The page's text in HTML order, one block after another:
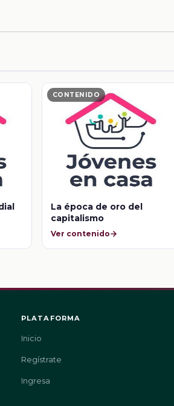
CONTENIDO
La época de oro del
capitalismo
Ver contenido
PLATAFORMA
Inicio
Regístrate
Ingresa